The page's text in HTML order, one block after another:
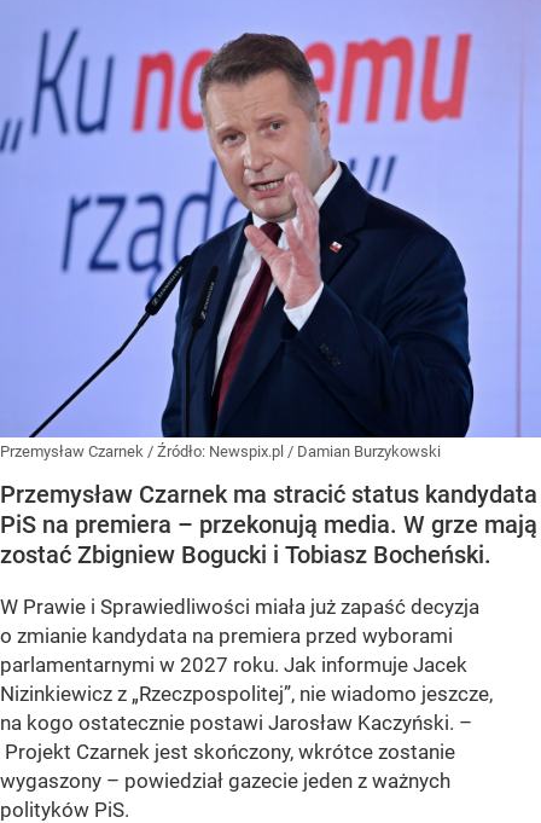
Przemysław Czarnek / Źródło: Newspix.pl / Damian Burzykowski
Przemysław Czarnek ma stracić status kandydata
PiS na premiera – przekonują media. W grze mają
zostać Zbigniew Bogucki i Tobiasz Bocheński.
W Prawie i Sprawiedliwości miała już zapaść decyzja
o zmianie kandydata na premiera przed wyborami
parlamentarnymi w 2027 roku. Jak informuje Jacek
Nizinkiewicz z „Rzeczpospolitej”, nie wiadomo jeszcze,
na kogo ostatecznie postawi Jarosław Kaczyński. –
Projekt Czarnek jest skończony, wkrótce zostanie
wygaszony – powiedział gazecie jeden z ważnych
polityków PiS.